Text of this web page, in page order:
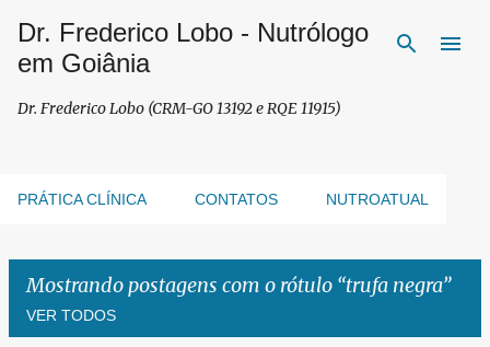
Pular para o conteúdo principal
Dr. Frederico Lobo - Nutrólogo
em Goiânia
Dr. Frederico Lobo (CRM-GO 13192 e RQE 11915)
PRÁTICA CLÍNICA CONTATOS NUTROATUAL
Mostrando postagens com o rótulo trufa negra
VER TODOS